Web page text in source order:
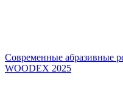
Современные абразивные
WOODEX 2025